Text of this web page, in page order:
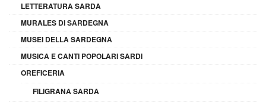
LETTERATURA SARDA
MURALES DI SARDEGNA
MUSEI DELLA SARDEGNA
MUSICA E CANTI POPOLARI SARDI
OREFICERIA
FILIGRANA SARDA